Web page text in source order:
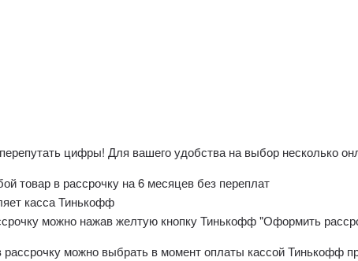
цифры! Для вашего удобства на выбор несколько
товар в рассрочку на 6 месяцев без переплат
касса Тинькофф
можно нажав желтую кнопку Тинькофф "Оформить
рассрочку можно выбрать в момент оплаты кассой